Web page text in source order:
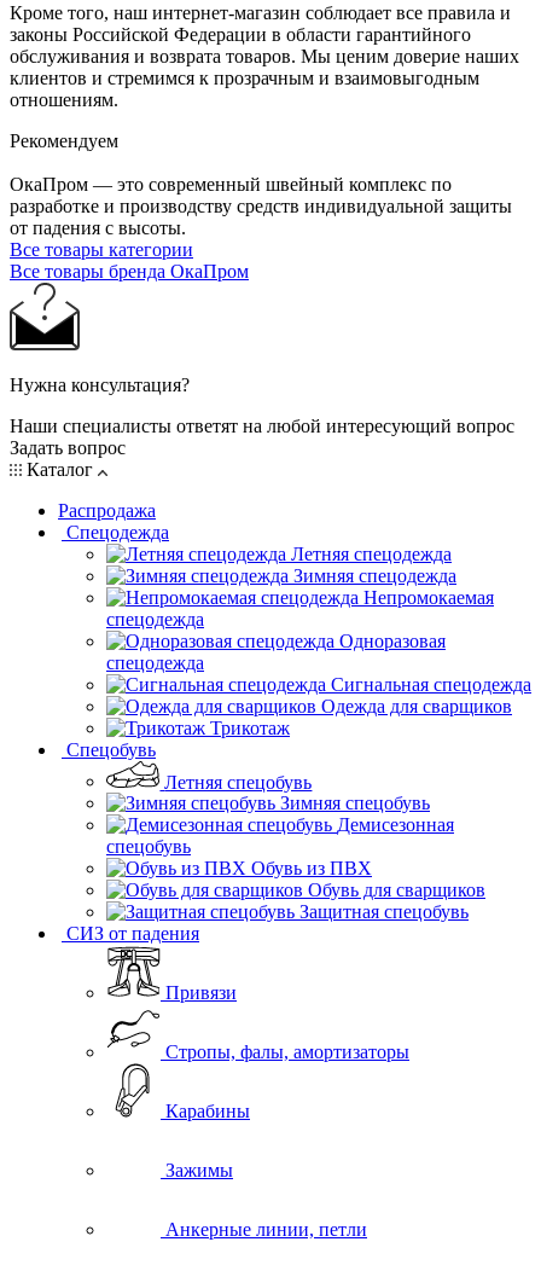
Кроме того, наш интернет-магазин соблюдает все правила и
законы Российской Федерации в области гарантийного
обслуживания и возврата товаров. Мы ценим доверие наших
клиентов и стремимся к прозрачным и взаимовыгодным
отношениям.
Рекомендуем
ОкаПром — это современный швейный комплекс по
разработке и производству средств индивидуальной защиты
от падения с высоты.
Все товары категории
Все товары бренда ОкаПром
Нужна консультация?
Наши специалисты ответят на любой интересующий вопрос
Задать вопрос
Каталог
Распродажа
Спецодежда
Летняя спецодежда
Зимняя спецодежда
Непромокаемая
спецодежда
Одноразовая
спецодежда
Сигнальная спецодежда
Одежда для сварщиков
Трикотаж
Спецобувь
Летняя спецобувь
Зимняя спецобувь
Демисезонная
спецобувь
Обувь из ПВХ
Обувь для сварщиков
Защитная спецобувь
СИЗ от падения
Привязи
Стропы, фалы, амортизаторы
Карабины
Зажимы
Анкерные линии, петли